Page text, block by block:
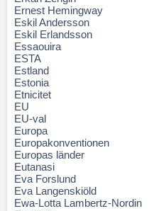
Ernest Hemingway
Eskil Andersson
Eskil Erlandsson
Essaouira
ESTA
Estland
Estonia
Etnicitet
EU
EU-val
Europa
Europakonventionen
Europas länder
Eutanasi
Eva Forslund
Eva Langenskiöld
Ewa-Lotta Lambertz-Nordin